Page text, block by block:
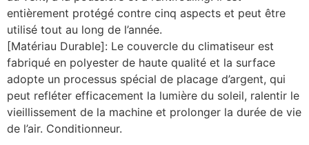
entièrement protégé contre cinq aspects et peut être
utilisé tout au long de l’année.
[Matériau Durable]: Le couvercle du climatiseur est
fabriqué en polyester de haute qualité et la surface
adopte un processus spécial de placage d’argent, qui
peut refléter efficacement la lumière du soleil, ralentir le
vieillissement de la machine et prolonger la durée de vie
de l’air. Conditionneur.